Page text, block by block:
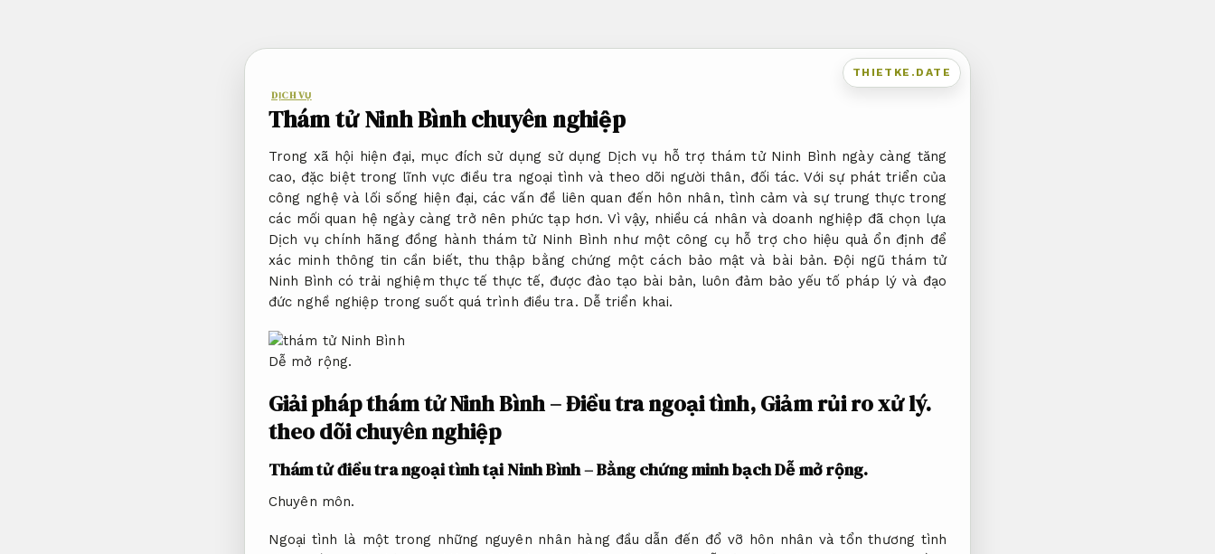
THIETKE.DATE
DỊCH VỤ
Thám tử Ninh Bình chuyên nghiệp
Trong xã hội hiện đại, mục đích sử dụng sử dụng Dịch vụ hỗ trợ thám tử Ninh Bình ngày càng tăng
cao, đặc biệt trong lĩnh vực điều tra ngoại tình và theo dõi người thân, đối tác. Với sự phát triển của
công nghệ và lối sống hiện đại, các vấn đề liên quan đến hôn nhân, tình cảm và sự trung thực trong
các mối quan hệ ngày càng trở nên phức tạp hơn. Vì vậy, nhiều cá nhân và doanh nghiệp đã chọn lựa
Dịch vụ chính hãng đồng hành thám tử Ninh Bình như một công cụ hỗ trợ cho hiệu quả ổn định để
xác minh thông tin cần biết, thu thập bằng chứng một cách bảo mật và bài bản. Đội ngũ thám tử
Ninh Bình có trải nghiệm thực tế thực tế, được đào tạo bài bản, luôn đảm bảo yếu tố pháp lý và đạo
đức nghề nghiệp trong suốt quá trình điều tra. Dễ triển khai.
Dễ mở rộng.
Giải pháp thám tử Ninh Bình – Điều tra ngoại tình,Giảm rủi ro xử lý.
theo dõi chuyên nghiệp
Thám tử điều tra ngoại tình tại Ninh Bình – Bằng chứng minh bạchDễ mở rộng.
Chuyên môn.
Ngoại tình là một trong những nguyên nhân hàng đầu dẫn đến đổ vỡ hôn nhân và tổn thương tình